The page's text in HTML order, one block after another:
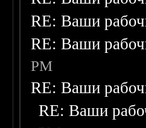
RE: Ваши
RE: Ваши
PM
RE: Ваши
RE: Ваши